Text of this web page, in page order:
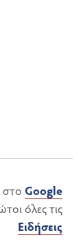
Google
όλες τις
Ειδήσεις